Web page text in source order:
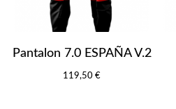
Pantalon 7.0 ESPAÑA V.2
119,50 €